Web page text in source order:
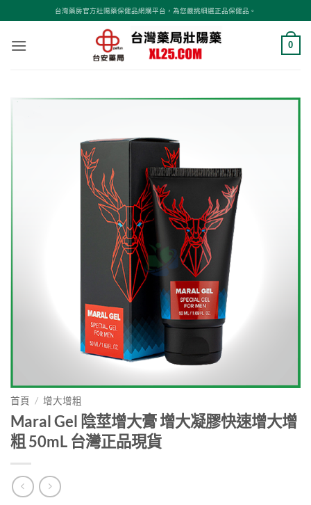
轉
台灣藥房官方壯陽藥保健品網購平台，為您嚴挑細選正品保健品。
0
首頁 / 增大增粗
Maral Gel 陰莖增大膏 增大凝膠快速增大增
粗 50mL 台灣正品現貨